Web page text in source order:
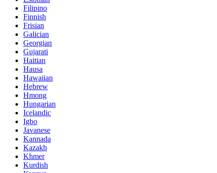
Filipino
Finnish
Frisian
Galician
Georgian
Gujarati
Haitian
Hausa
Hawaiian
Hebrew
Hmong
Hungarian
Icelandic
Igbo
Javanese
Kannada
Kazakh
Khmer
Kurdish